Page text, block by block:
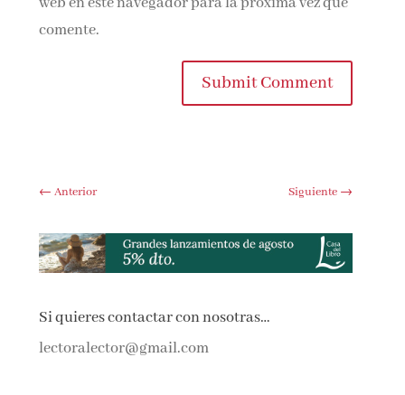
comente.
Submit Comment
←Anterior Siguiente→
Si quieres contactar con nosotras…
lectoralector@gmail.com